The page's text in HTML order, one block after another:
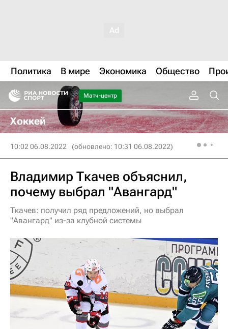
Политика В мире Экономика Общество
Матч-центр
Хоккей
10:02 06.08.2022 (обновлено: 10:31 06.08.2022)
Владимир Ткачев объяснил,
почему выбрал "Авангард"
Ткачев: получил ряд предложений, но выбрал
"Авангард" из-за клубной системы